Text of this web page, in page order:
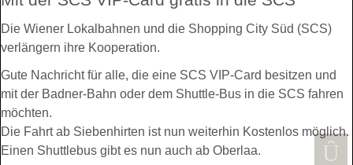
Die Wiener Lokalbahnen und die Shopping City Süd (SCS)
verlängern ihre Kooperation.
Gute Nachricht für alle, die eine SCS VIP-Card besitzen und
mit der Badner-Bahn oder dem Shuttle-Bus in die SCS fahren
möchten.
Die Fahrt ab Siebenhirten ist nun weiterhin Kostenlos möglich.
Einen Shuttlebus gibt es nun auch ab Oberlaa.